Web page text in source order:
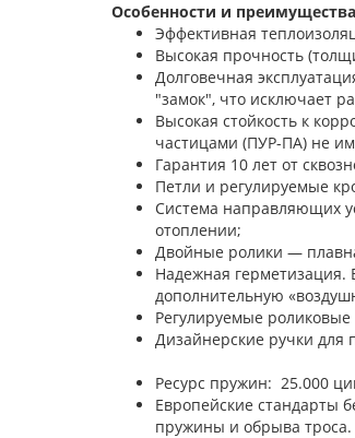
Особенности и
Эффективная
Высокая прочность
Долговечная
"замок", что исключает
Высокая стойкость к
частицами (ПУР-ПА) не
Гарантия 10 лет от
Петли и регулируемые
Система направляющих
отоплении;
Двойные ролики —
Надежная герметизация.
дополнительную
Регулируемые
Дизайнерские
Ресурс пружин: 25.000
Европейские стандарты
пружины и обрыва троса.